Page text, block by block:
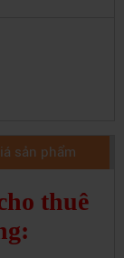
sản phẩm
thuê